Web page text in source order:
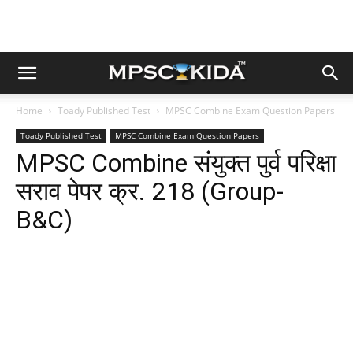
Home Toady Published Test MPSC Combine Exam Question Papers
Toady Published Test MPSC Combine Exam Question Papers
MPSC Combine संयुक्त पुर्व परिक्षा
सराव पेपर क्र. 218 (Group-
B&C)